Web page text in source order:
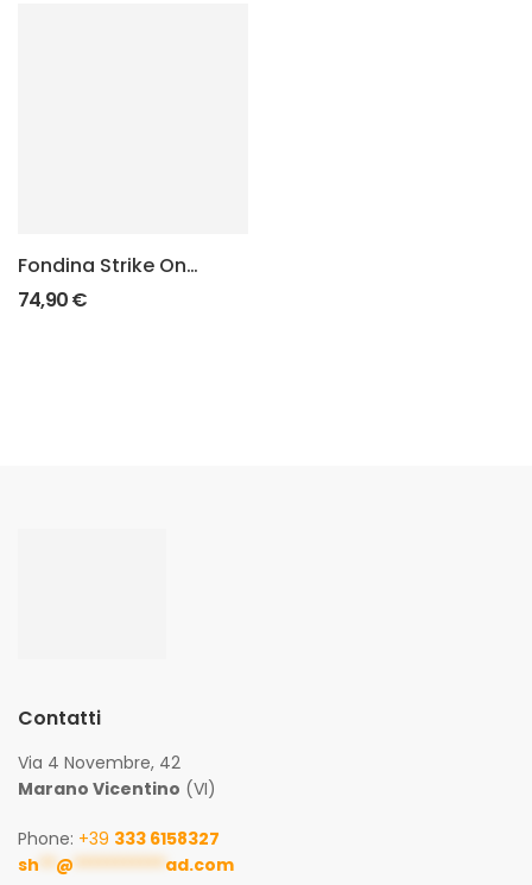
Fondina Strike One
Speed – Elite “Felt
Inside”
74,90€
Contatti
Via 4 Novembre, 42
Marano Vicentino (VI)
Phone: +39 333 6158327
sh ** @ *********** ad.com